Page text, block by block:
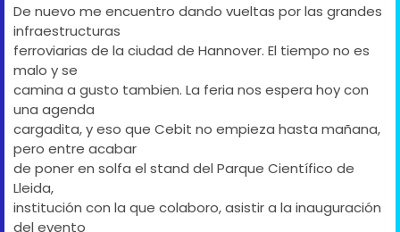
De nuevo me encuentro dando vueltas por las grandes
infraestructuras
ferroviarias de la ciudad de Hannover. El tiempo no es
malo y se
camina a gusto tambien. La feria nos espera hoy con
una agenda
cargadita, y eso que Cebit no empieza hasta mañana,
pero entre acabar
de poner en solfa el stand del Parque Científico de
Lleida,
institución con la que colaboro, asistir a la inauguración
del evento